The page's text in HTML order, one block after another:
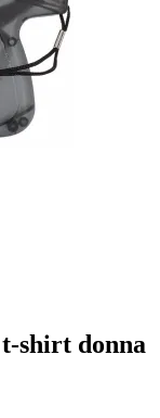
shirt donna